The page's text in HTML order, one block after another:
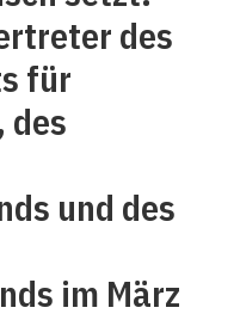
des
für
des
und des
im März